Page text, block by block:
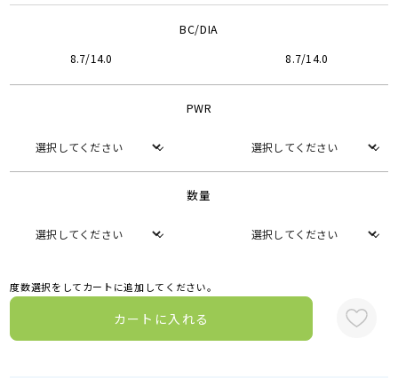
BC/DIA
8.7/14.0 8.7/14.0
PWR
数量
度数選択をしてカートに追加してください。
カートに入れる